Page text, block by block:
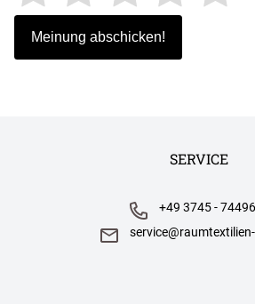
SERVICE
+49 3745 -